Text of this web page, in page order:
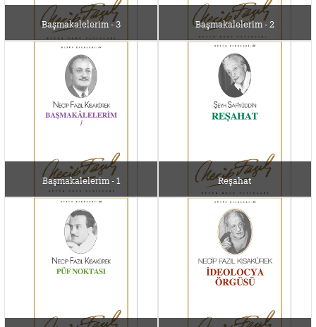
Başmakalelerim - 3 Başmakalelerim - 2
Başmakalelerim - 1 Reşahat